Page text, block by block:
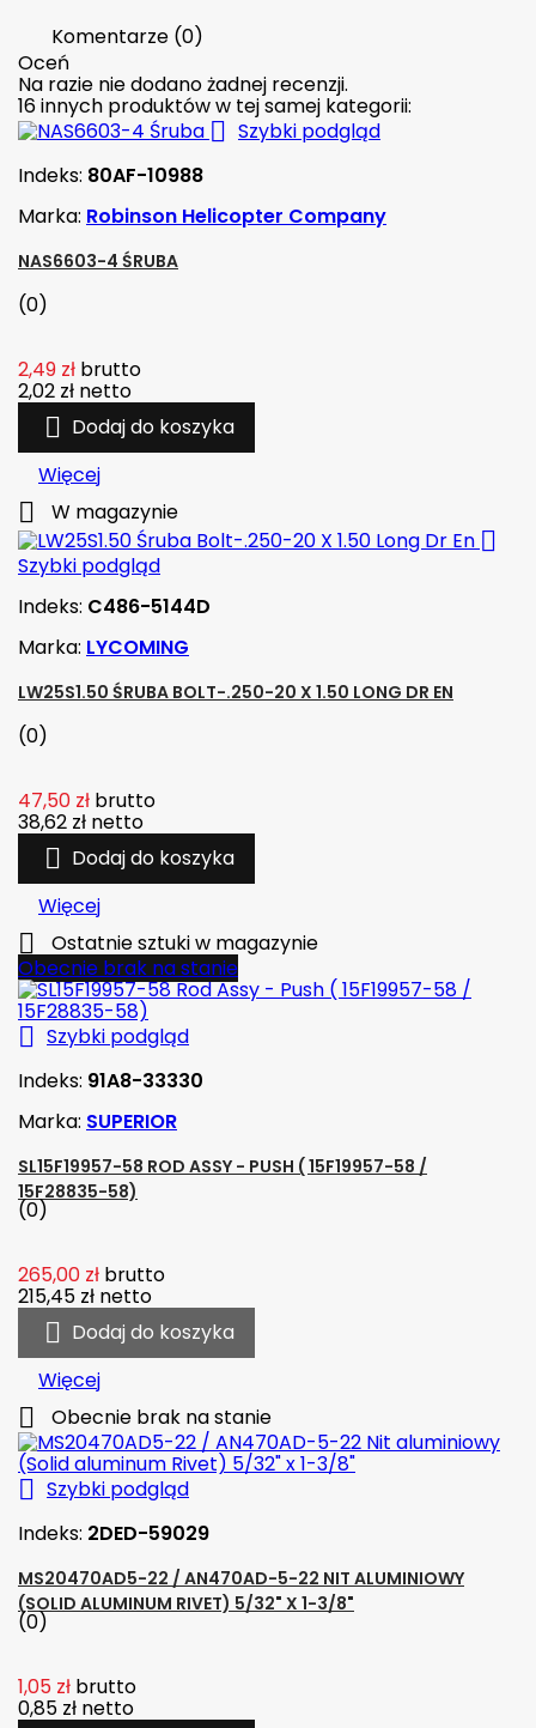
Komentarze (0)
Oceń
Na razie nie dodano żadnej recenzji.
16 innych produktów w tej samej kategorii:
 Szybki podgląd
Indeks: 80AF-10988
Marka: Robinson Helicopter Company
NAS6603-4 ŚRUBA
(0)
2,49 zł brutto
2,02 zł netto
 Dodaj do koszyka
Więcej
 W magazynie

Szybki podgląd
Indeks: C486-5144D
Marka: LYCOMING
LW25S1.50 ŚRUBA BOLT-.250-20 X 1.50 LONG DR EN
(0)
47,50 zł brutto
38,62 zł netto
 Dodaj do koszyka
Więcej

Ostatnie sztuki w magazynie
Obecnie brak na stanie
 Szybki podgląd
Indeks: 91A8-33330
Marka: SUPERIOR
SL15F19957-58 ROD ASSY - PUSH ( 15F19957-58 /
15F28835-58)
(0)
265,00 zł brutto
215,45 zł netto
 Dodaj do koszyka
Więcej
 Obecnie brak na stanie
 Szybki podgląd
Indeks: 2DED-59029
MS20470AD5-22 / AN470AD-5-22 NIT ALUMINIOWY
(SOLID ALUMINUM RIVET) 5/32" X 1-3/8"
(0)
1,05 zł brutto
0,85 zł netto